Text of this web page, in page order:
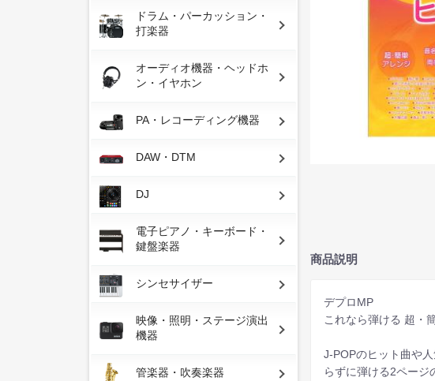
ドラム・パーカッション・
打楽器
オーディオ機器・ヘッドホ
ン・イヤホン
PA・レコーディング機器
DAW・DTM
DJ
電子ピアノ・キーボード・
鍵盤楽器
シンセサイザー
映像・照明・ステージ演出
機器
管楽器・吹奏楽器
商品説明
デプロMP
これなら弾ける 超・
J-POPのヒット曲や
らずに弾ける2ペー